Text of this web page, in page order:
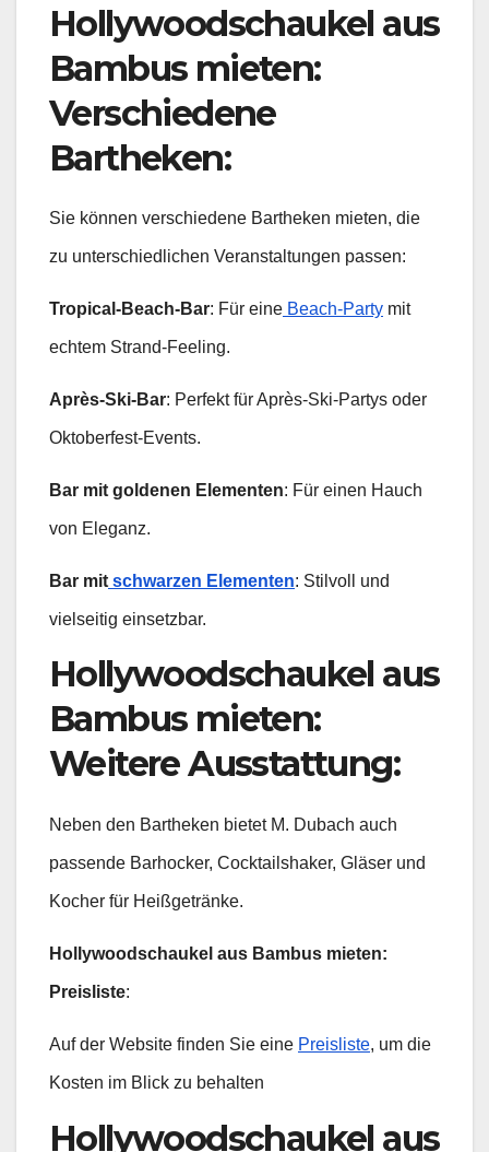
Hollywoodschaukel aus
Bambus mieten:
Verschiedene
Bartheken:
Sie können verschiedene Bartheken mieten, die
zu unterschiedlichen Veranstaltungen passen:
Tropical-Beach-Bar: Für eine Beach-Party mit
echtem Strand-Feeling.
Après-Ski-Bar: Perfekt für Après-Ski-Partys oder
Oktoberfest-Events.
Bar mit goldenen Elementen: Für einen Hauch
von Eleganz.
Bar mit schwarzen Elementen: Stilvoll und
vielseitig einsetzbar.
Hollywoodschaukel aus
Bambus mieten:
Weitere Ausstattung:
Neben den Bartheken bietet M. Dubach auch
passende Barhocker, Cocktailshaker, Gläser und
Kocher für Heißgetränke.
Hollywoodschaukel aus Bambus mieten:
Preisliste:
Auf der Website finden Sie eine Preisliste, um die
Kosten im Blick zu behalten
Hollywoodschaukel aus